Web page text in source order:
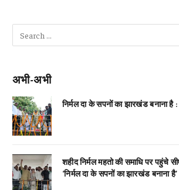
अभी-अभी
निर्मल दा के सपनों का झारखंड बनाना है
शहीद निर्मल महतो की समाधि पर पहुंचे
‘निर्मल दा के सपनों का झारखंड बनाना है’